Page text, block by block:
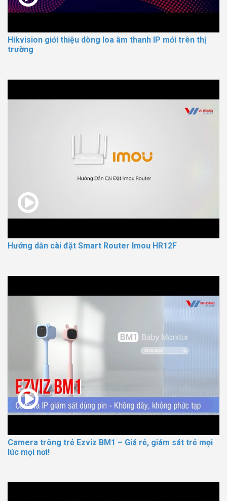
Hikvision giới thiệu dòng loa âm thanh IP mới trên thị
trường
Hướng dẫn cài đặt Smart Router Imou HR12F
Camera trông trẻ Ezviz BM1 – Giá rẻ, giám sát trẻ mọi
lúc mọi nơi!